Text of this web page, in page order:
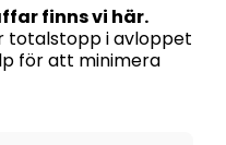
finns vi här.
totalstopp i avloppet
för att minimera